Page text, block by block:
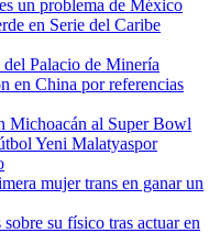
un problema de México
en Serie del Caribe
Palacio de Minería
en China por referencias
Michoacán al Super Bowl
Yeni Malatyaspor
mujer trans en ganar un
su físico tras actuar en